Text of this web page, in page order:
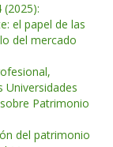
el papel de las
del mercado
Universidades
Patrimonio
del patrimonio